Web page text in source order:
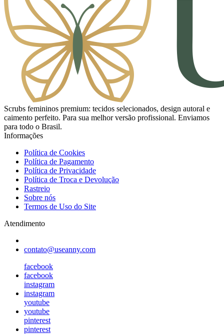
Scrubs femininos premium: tecidos selecionados, design autoral e
caimento perfeito. Para sua melhor versão profissional. Enviamos
para todo o Brasil.
Informações
Política de Cookies
Política de Pagamento
Política de Privacidade
Política de Troca e Devolução
Rastreio
Sobre nós
Termos de Uso do Site
Atendimento
contato@useanny.com
facebook
facebook
instagram
instagram
youtube
youtube
pinterest
pinterest